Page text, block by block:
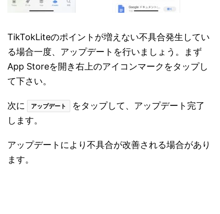
TikTokLiteのポイントが増えない不具合発生してい
る場合一度、アップデートを行いましょう。まず
App Storeを開き右上のアイコンマークをタップし
て下さい。
次に アップデート
をタップして、アップデート完了
します。
アップデートにより不具合が改善される場合があり
ます。